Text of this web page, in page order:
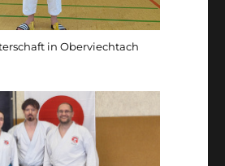
in Oberviechtach